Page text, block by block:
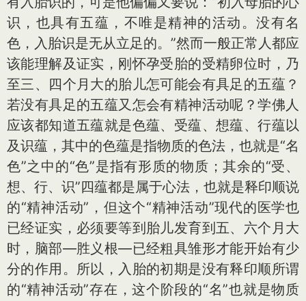
识，也具有五蕴，不唯是精神的活动。没有名
色，入胎识是无从立足的。”然而一般正常人都应
该能理解及证实，刚怀孕受胎的受精卵位时，乃
至三、四个月大的胎儿怎可能会有具足的五蕴？
若没有具足的五蕴又怎会有精神活动呢？学佛人
应该都知道五蕴就是色蕴、受蕴、想蕴、行蕴以
及识蕴，其中的色蕴是指物质的色法，也就是“名
色”之中的“色”是指有形质的物质；其余的“受、
想、行、识”四蕴都是属于心法，也就是释印顺说
的“精神活动”，但这个“精神活动”现代的医学也
已经证实，必须要等到胎儿发育到五、六个月大
时，脑部—胜义根—已经粗具雏形才能开始有少
分的作用。所以，入胎的初期是没有释印顺所谓
的“精神活动”存在，这个阶段的“名”也就是物质